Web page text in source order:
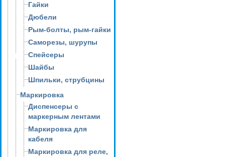
Гайки
Дюбели
Рым-болты, рым-гайки
Саморезы, шурупы
Спейсеры
Шайбы
Шпильки, струбцины
Маркировка
Диспенсеры с
маркерным лентами
Маркировка для
кабеля
Маркировка для реле,